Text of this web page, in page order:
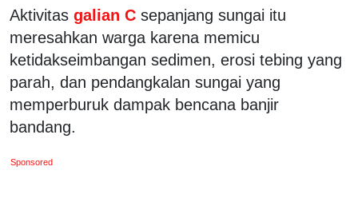
Aktivitas galian C sepanjang sungai itu
meresahkan warga karena memicu
ketidakseimbangan sedimen, erosi tebing yang
parah, dan pendangkalan sungai yang
memperburuk dampak bencana banjir
bandang.
Sponsored